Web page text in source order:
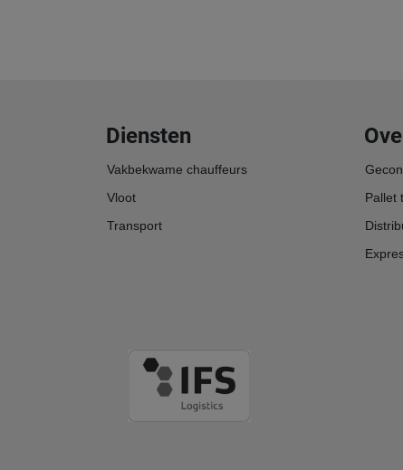
Diensten
Vakbekwame chauffeurs
Vloot
Transport
Pallet